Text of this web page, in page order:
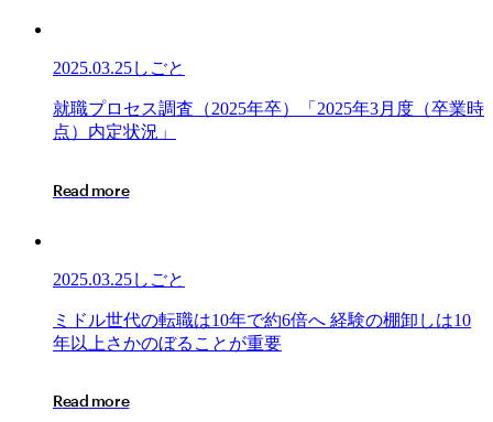
査
（2026
年
卒）
3
時
内
定
況」
2025.03.25しごと
就
職
セ
査
（2025
年
卒）
3
就職プロ セス調査 （2025年卒） 「 2025年3月 度 （卒業時
点） 内定状況 」
Read more
2025.03.25しごと
ミ
ド
代
ミ ド ル世代の転職は10年で約6倍へ 経験の棚卸 しは10
年以 上 さかのぼる こ と が重要
Read more